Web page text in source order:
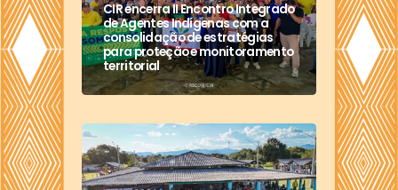
CIR encerra II Encontro Integrado
de Agentes Indígenas com a
consolidação de estratégias
para proteção e monitoramento
territorial